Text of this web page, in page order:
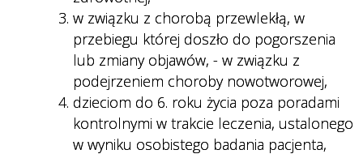
w związku z chorobą przewlekłą, w
przebiegu której doszło do pogorszenia
lub zmiany objawów, - w związku z
podejrzeniem choroby nowotworowej,
dzieciom do 6. roku życia poza poradami
kontrolnymi w trakcie leczenia, ustalonego
w wyniku osobistego badania pacjenta,